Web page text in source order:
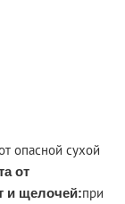
опасной сухой
от
и щелочей:при